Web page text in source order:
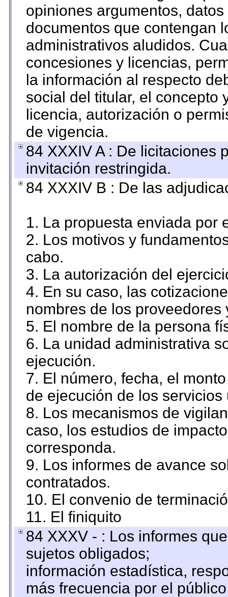
opiniones argumentos,
documentos que contengan
administrativos aludidos.
concesiones y licencias,
la información al respecto
social del titular, el concepto
licencia, autorización o
de vigencia.
84 XXXIV A : De licitaciones
invitación restringida.
84 XXXIV B : De las
1. La propuesta enviada por
2. Los motivos y
cabo.
3. La autorización del
4. En su caso, las
nombres de los proveedores
5. El nombre de la persona
6. La unidad administrativa
ejecución.
7. El número, fecha, el
de ejecución de los servicios
8. Los mecanismos de
caso, los estudios de
corresponda.
9. Los informes de avance
contratados.
10. El convenio de
11. El finiquito
84 XXXV - : Los informes
sujetos obligados;
información estadística,
más frecuencia por el